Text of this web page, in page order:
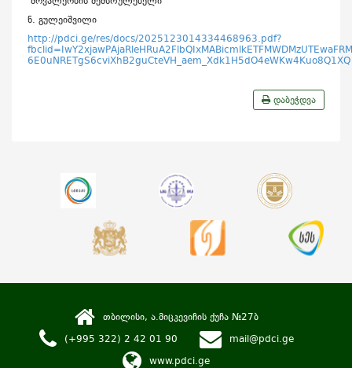
ნ. გულეიშვილი
http://pdci.ge/res/docs/2025123014334468963.pdf?
6E0uNRETgS6cviXhB2guCteVH_aem_Xdk1H5dO4eWKw4Kuo8Q1XQ
დაბეჭდვა
თბილისი, ა.მიცკევიჩის ქუჩა №27ბ
(+995 322) 2 42 01 90
mail@pdci.ge
www.pdci.ge